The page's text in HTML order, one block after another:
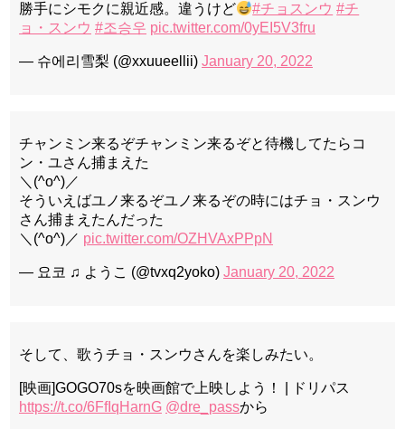
勝手にシモクに親近感。違うけど
#チョスンウ #チ
ョ・スンウ #조승우 pic.twitter.com/0yEI5V3fru
— 슈에리雪梨 (@xxuueellii) January 20, 2022
チャンミン来るぞチャンミン来るぞと待機してたらコ
ン・ユさん捕まえた
＼(^o^)／
そういえばユノ来るぞユノ来るぞの時にはチョ・スンウ
さん捕まえたんだった
＼(^o^)／ pic.twitter.com/OZHVAxPPpN
— 요코 ♫ ようこ (@tvxq2yoko) January 20, 2022
そして、歌うチョ・スンウさんを楽しみたい。
[映画]GOGO70sを映画館で上映しよう！ | ドリパス
https://t.co/6FfIqHarnG @dre_passから